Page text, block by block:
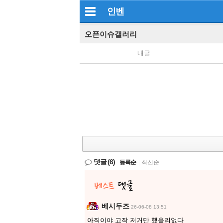
인벤
오픈이슈갤러리
내글
댓글(6) 등록순 최신순
베시두즈 26-06-08 13:51
아직이야 고작 저거만 했을리없다